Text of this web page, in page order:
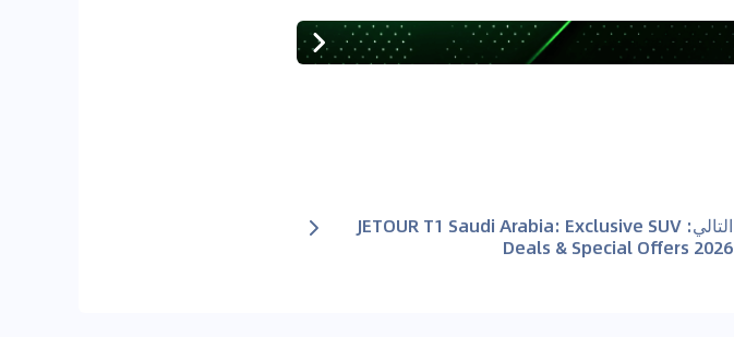
التالي:
JETOUR T1 Saudi Arabia: Exclusive SUV
Deals & Special Offers 2026